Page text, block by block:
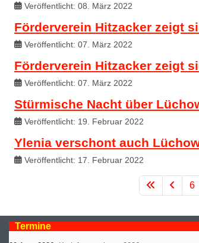
Veröffentlicht: 08. März 2022
Förderverein Hitzacker zeigt
Veröffentlicht: 07. März 2022
Förderverein Hitzacker zeigt
Veröffentlicht: 07. März 2022
Stürmische Nacht über
Veröffentlicht: 19. Februar 2022
Ylenia verschont auch
Veröffentlicht: 17. Februar 2022
6
Termine